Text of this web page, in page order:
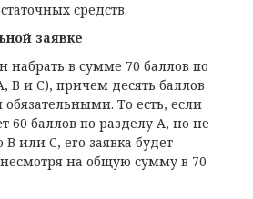
средств.
заявке
набрать в сумме 70 баллов по
В и С), причем десять баллов
обязательными. То есть, если
60 баллов по разделу А, но не
или С, его заявка будет
на общую сумму в 70